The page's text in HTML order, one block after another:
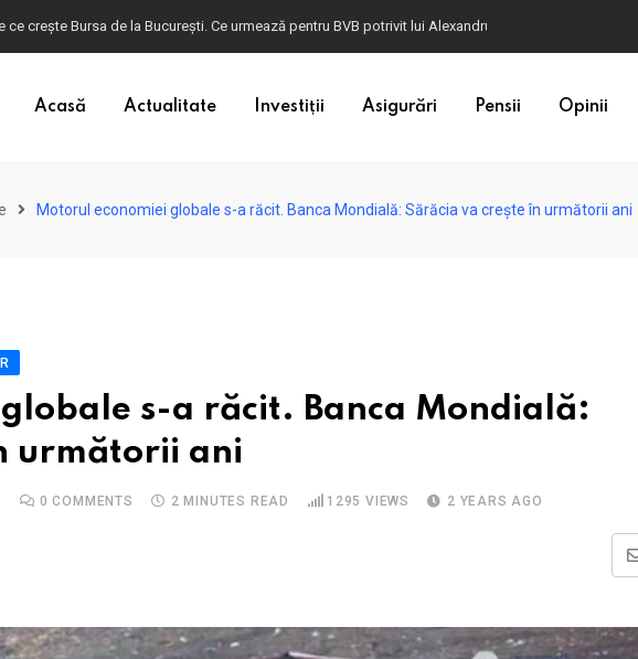
vacanței în Bulgaria. Dacă în România cele mai falsificate bancnote sunt cele de 50 de euro,
Acasă Actualitate Investiții Asigurări Pensii Opinii
Motorul economiei globale s-a răcit. Banca Mondială: Sărăcia va crește în următorii ani
s-a răcit. Banca Mondială:
următorii ani
0 COMMENTS 2 MINUTES READ 1295 VIEWS 2 YEARS AGO